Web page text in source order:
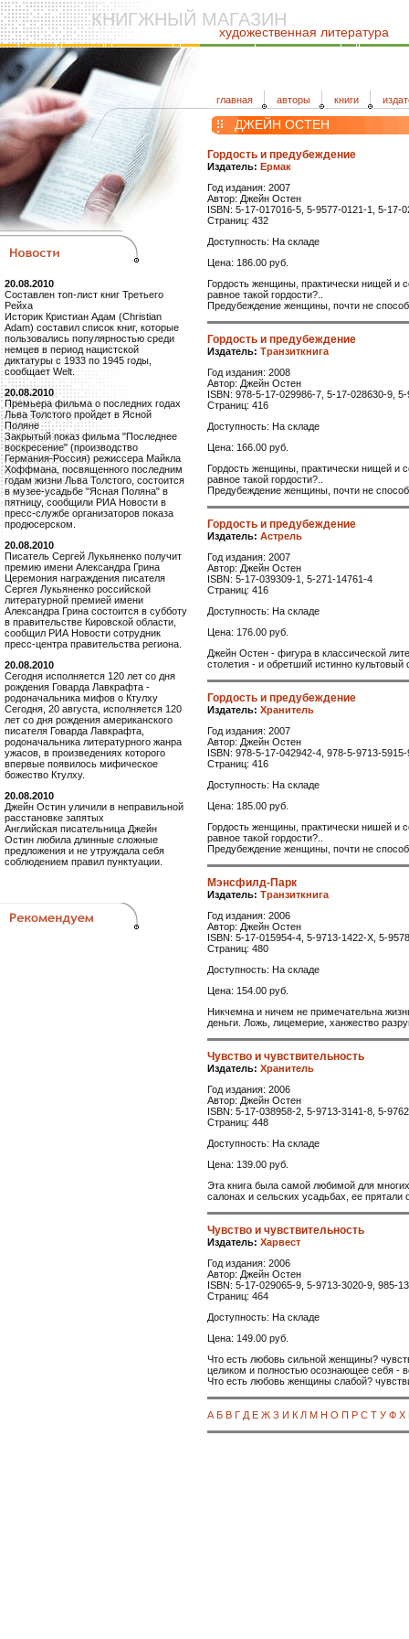
КНИГЖНЫЙ МАГАЗИН
художественная литература
главная авторы книги
20.08.2010
Составлен топ-лист книг Третьего
Рейха
Историк Кристиан Адам (Christian
Adam) составил список книг, которые
пользовались популярностью среди
немцев в период нацистской
диктатуры с 1933 по 1945 годы,
сообщает Welt.
20.08.2010
Премьера фильма о последних годах
Льва Толстого пройдет в Ясной
Поляне
Закрытый показ фильма "Последнее
воскресение" (производство
Германия-Россия) режиссера Майкла
Хоффмана, посвященного последним
годам жизни Льва Толстого, состоится
в музее-усадьбе "Ясная Поляна" в
пятницу, сообщили РИА Новости в
пресс-службе организаторов показа
продюсерском.
20.08.2010
Писатель Сергей Лукьяненко получит
премию имени Александра Грина
Церемония награждения писателя
Сергея Лукьяненко российской
литературной премией имени
Александра Грина состоится в субботу
в правительстве Кировской области,
сообщил РИА Новости сотрудник
пресс-центра правительства региона.
20.08.2010
Сегодня исполняется 120 лет со дня
рождения Говарда Лавкрафта -
родоначальника мифов о Ктулху
Сегодня, 20 августа, исполняется 120
лет со дня рождения американского
писателя Говарда Лавкрафта,
родоначальника литературного жанра
ужасов, в произведениях которого
впервые появилось мифическое
божество Ктулху.
20.08.2010
Джейн Остин уличили в неправильной
расстановке запятых
Английская писательница Джейн
Остин любила длинные сложные
предложения и не утруждала себя
соблюдением правил пунктуации.
ДЖЕЙН ОСТЕН
Гордость и предубеждение
Издатель: Ермак
Год издания: 2007
Автор: Джейн Остен
ISBN: 5-17-017016-5, 5-9577-0121-1, 5-17-
Страниц: 432
Доступность: На складе
Цена: 186.00 руб.
Гордость женщины, практически нищей и
равное такой гордости?..
Предубеждение женщины, почти не
Гордость и предубеждение
Издатель: Транзиткнига
Год издания: 2008
Автор: Джейн Остен
ISBN: 978-5-17-029986-7, 5-17-028630-9,
Страниц: 416
Доступность: На складе
Цена: 166.00 руб.
Гордость женщины, практически нищей и
равное такой гордости?..
Предубеждение женщины, почти не
Гордость и предубеждение
Издатель: Астрель
Год издания: 2007
Автор: Джейн Остен
ISBN: 5-17-039309-1, 5-271-14761-4
Страниц: 416
Доступность: На складе
Цена: 176.00 руб.
Джейн Остен - фигура в классической
столетия - и обретший истинно культовый
Гордость и предубеждение
Издатель: Хранитель
Год издания: 2007
Автор: Джейн Остен
ISBN: 978-5-17-042942-4, 978-5-9713-
Страниц: 416
Доступность: На складе
Цена: 185.00 руб.
Гордость женщины, практически нишей и
равное такой гордости?..
Предубеждение женщины, почти не
Мэнсфилд-Парк
Издатель: Транзиткнига
Год издания: 2006
Автор: Джейн Остен
ISBN: 5-17-015954-4, 5-9713-1422-X, 5-
Страниц: 480
Доступность: На складе
Цена: 154.00 руб.
Никчемна и ничем не примечательна
деньги. Ложь, лицемерие, ханжество
Чувство и чувствительность
Издатель: Хранитель
Год издания: 2006
Автор: Джейн Остен
ISBN: 5-17-038958-2, 5-9713-3141-8, 5-
Страниц: 448
Доступность: На складе
Цена: 139.00 руб.
Эта книга была самой любимой для
салонах и сельских усадьбах, ее
Чувство и чувствительность
Издатель: Харвест
Год издания: 2006
Автор: Джейн Остен
ISBN: 5-17-029065-9, 5-9713-3020-9, 985-
Страниц: 464
Доступность: На складе
Цена: 149.00 руб.
Что есть любовь сильной женщины?
целиком и полностью осознающее себя -
Что есть любовь женщины слабой?
А Б В Г Д Е Ж З И К Л М Н О П Р С Т У Ф Х